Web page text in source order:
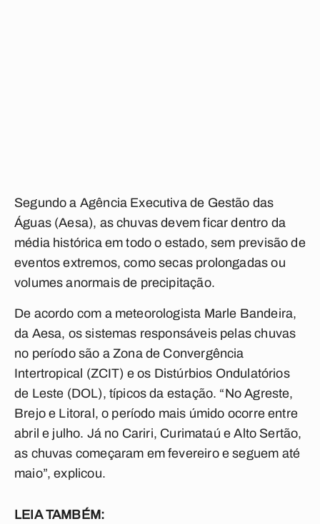
Segundo a Agência Executiva de Gestão das
Águas (Aesa), as chuvas devem ficar dentro da
média histórica em todo o estado, sem previsão de
eventos extremos, como secas prolongadas ou
volumes anormais de precipitação.
De acordo com a meteorologista Marle Bandeira,
da Aesa, os sistemas responsáveis pelas chuvas
no período são a Zona de Convergência
Intertropical (ZCIT) e os Distúrbios Ondulatórios
de Leste (DOL), típicos da estação. “No Agreste,
Brejo e Litoral, o período mais úmido ocorre entre
abril e julho. Já no Cariri, Curimataú e Alto Sertão,
as chuvas começaram em fevereiro e seguem até
maio”, explicou.
LEIA TAMBÉM: